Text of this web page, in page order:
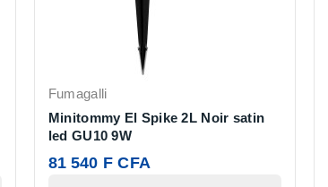
Fumagalli
Minitommy El Spike 2L Noir satin
led GU10 9W
81 540 F CFA